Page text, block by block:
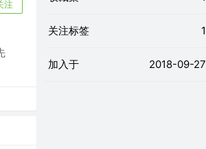
注
关注标签 1
加入于 2018-09-27